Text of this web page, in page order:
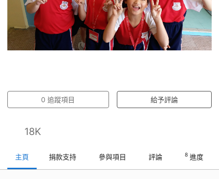
0 追蹤項目 給予評論
18K
主頁 捐款支持 參與項目 評論 8 進度